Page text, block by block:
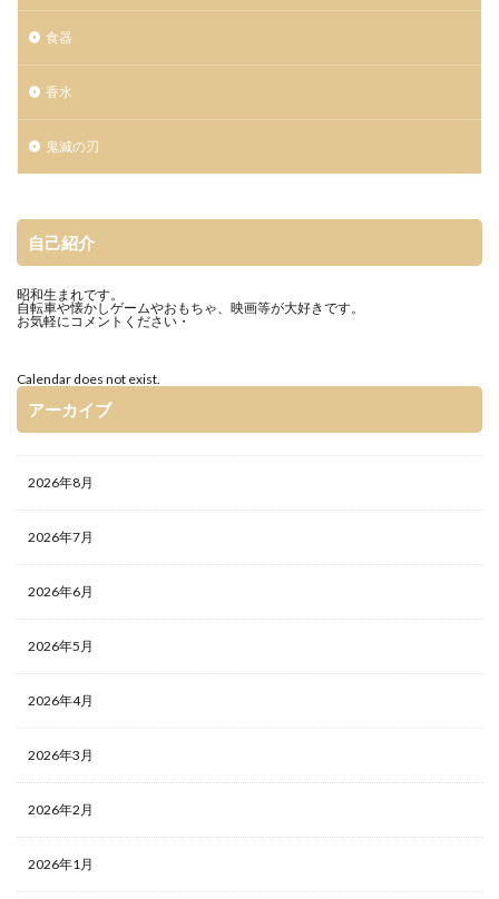
食器
香水
鬼滅の刃
自己紹介
昭和生まれです。
自転車や懐かしゲームやおもちゃ、映画等が大好きです。
お気軽にコメントください・
Calendar does not exist.
アーカイブ
2026年8月
2026年7月
2026年6月
2026年5月
2026年4月
2026年3月
2026年2月
2026年1月